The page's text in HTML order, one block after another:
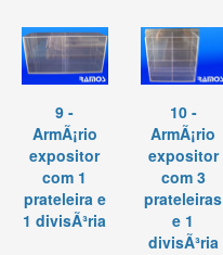
9 -
ArmÃ¡rio
expositor
com 1
prateleira e
1 divisÃ³ria
10 -
ArmÃ¡rio
expositor
com 3
prateleiras
e 1
divisÃ³ria